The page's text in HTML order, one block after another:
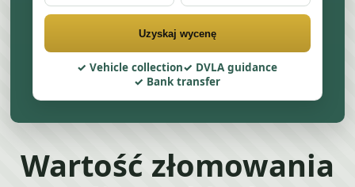
Uzyskaj wycenę
Vehicle collection
DVLA guidance
Bank transfer
Wartość złomowania